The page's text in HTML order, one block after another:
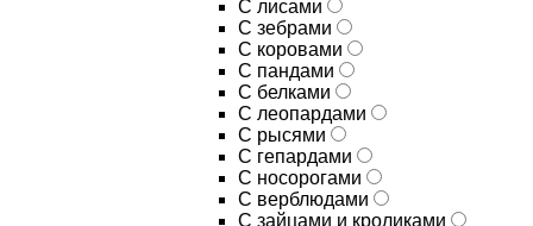
С лисами
С зебрами
С коровами
С пандами
С белками
С леопардами
С рысями
С гепардами
С носорогами
С верблюдами
С зайцами и кроликами